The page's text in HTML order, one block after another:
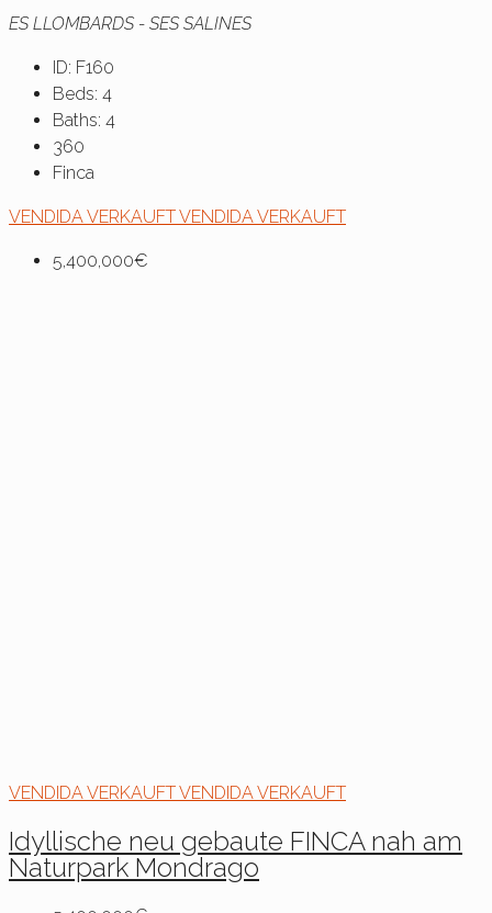
ES LLOMBARDS - SES SALINES
ID: F160
Beds: 4
Baths: 4
360
Finca
VENDIDAVERKAUFTVENDIDAVERKAUFT
5,400,000€
VENDIDAVERKAUFTVENDIDAVERKAUFT
Idyllische neu gebaute FINCA nah am
Naturpark Mondrago